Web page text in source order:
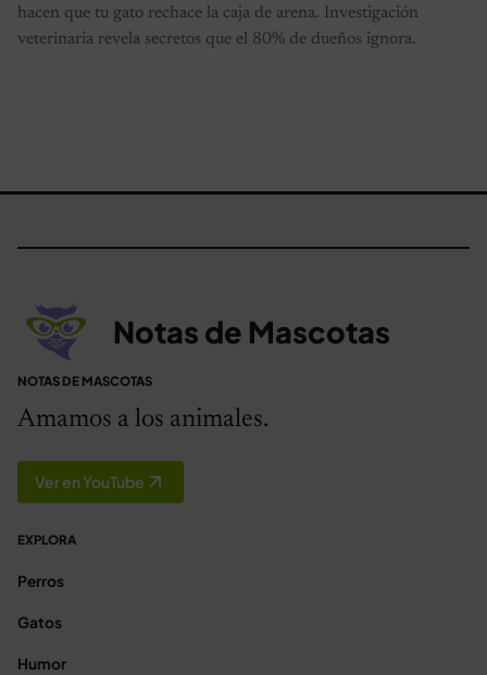
hacen que tu gato rechace la caja de arena. Investigación
veterinaria revela secretos que el 80% de dueños ignora.
Notas de Mascotas
NOTAS DE MASCOTAS
Amamos a los animales.
Ver en YouTube
EXPLORA
Perros
Gatos
Humor